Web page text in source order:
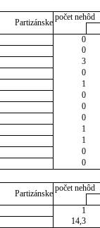
Partizánske
počet nehôd
0
0
3
0
1
0
0
0
1
1
0
0
Partizánske
počet nehôd
1
14,3